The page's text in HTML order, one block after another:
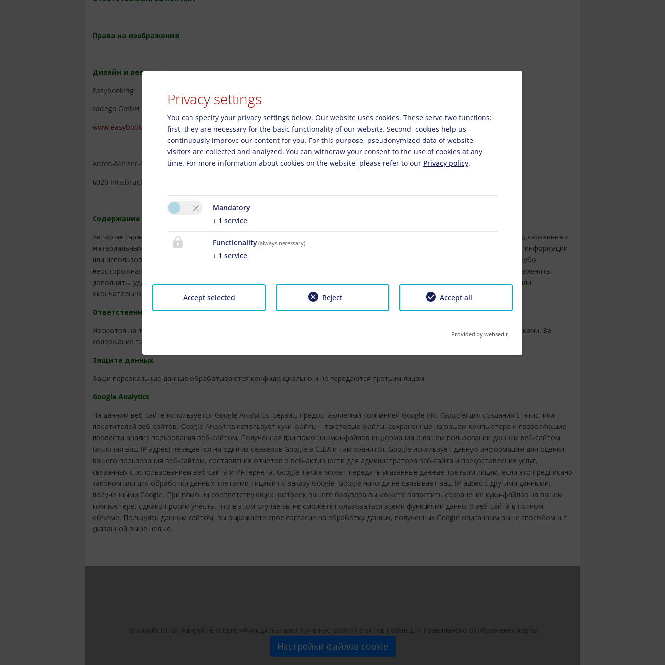
Права на изображения
Дизайн и реализация
Easybooking
zadego GmbH
www.easybooking.eu
Anton-Melzer-Straße 10
6020 Innsbruck - Austria
Содержание онлайн-предложения
Автор не гарантирует актуальность, правильность, полноту или качество предоставленной информации. Претензии к автору, связанные с
материальным или нематериальным ущербом, возникшим вследствие использования или неиспользования предоставленной информации
или использования недостоверной и неполной информации, исключаются, если только не будет доказана умышленная или грубо
неосторожная вина автора. Все предложения являются свободными и необязательными. Автор оставляет за собой право изменять,
дополнять, удалять какие-либо части веб-страниц или все материалы ресурса без особого уведомления, а также временно или
окончательно прекращать их публикацию.
Ответственность за ссылки
Несмотря на тщательный контроль содержания, мы не несем ответственность за контент сайтов, связанных внешними ссылками. За
содержание таких сайтов несут ответственность исключительно их владельцы.
Защита данных
Ваши персональные данные обрабатываются конфиденциально и не передаются третьим лицам.
Google Analytics
На данном веб-сайте используется Google Analytics, сервис, предоставляемый компанией Google Inc. (Google) для создания статистики
посетителей веб-сайтов. Google Analytics использует куки-файлы – текстовые файлы, сохраненные на вашем компьютере и позволяющие
провести анализ пользования веб-сайтом. Полученная при помощи куки-файлов информация о вашем пользовании данным веб-сайтом
(включая ваш IP-адрес) передается на один из серверов Google в США и там хранится. Google использует данную информацию для оценки
вашего пользования веб-сайтом, составления отчетов о веб-активности для администратора веб-сайта и предоставления услуг,
связанных с использованием веб-сайта и Интернета. Google также может передать указанные данные третьим лицам, если это предписано
законом или для обработки данных третьими лицами по заказу Google. Google никогда не связывает ваш IP-адрес с другими данными,
полученными Google. При помощи соответствующих настроек вашего браузера вы можете запретить сохранение куки-файлов на вашем
компьютере; однако просим учесть, что в этом случае вы не сможете пользоваться всеми функциями данного веб-сайта в полном
объеме. Пользуясь данным сайтом, вы выражаете свое согласие на обработку данных, полученных Google описанным выше способом и с
указанной выше целью.
Пожалуйста, активируйте опцию «Функциональность» в настройках файлов cookie для правильного отображения карты.
Настройки файлов cookie
Privacy settings
You can specify your privacy settings below. Our website uses cookies. These serve two functions:
first, they are necessary for the basic functionality of our website. Second, cookies help us
continuously improve our content for you. For this purpose, pseudonymized data of website
visitors are collected and analyzed. You can withdraw your consent to the use of cookies at any
time. For more information about cookies on the website, please refer to our Privacy policy.
Mandatory
↓ 1 service
Functionality(always necessary)
↓ 1 service
Reject
Accept selected Accept all
Provided by websedit